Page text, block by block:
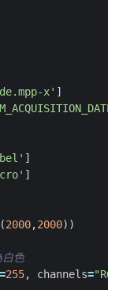
x' ]
]
]
(2000,2000))
色
=255, channels=